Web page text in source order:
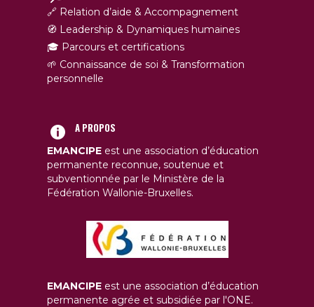
🔗 Relation d’aide & Accompagnement
🧭 Leadership & Dynamiques humaines
🎓 Parcours et certifications
🌱 Connaissance de soi & Transformation
personnelle
A PROPOS
EMANCIPE est une association d’éducation
permanente reconnue, soutenue et
subventionnée par le Ministère de la
Fédération Wallonie-Bruxelles.
EMANCIPE est une association d’éducation
permanente agrée et subsidiée par l'ONE.